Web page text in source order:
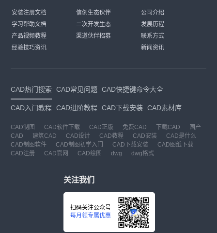
安装注册文档
学习帮助文档
产品视频教程
经验技巧资讯
信创生态伙伴
二次开发生态
渠道伙伴招募
公司介绍
发展历程
联系方式
新闻资讯
CAD热门搜索 CAD常见问题 CAD快捷键命令大全
CAD入门教程 CAD进阶教程 CAD下载安装 CAD素材库
CAD制图 CAD软件下载 CAD正版 免费CAD 下载CAD
国产
CAD
建筑CAD CAD设计 CAD教程 CAD安装
CAD是什么
CAD制图软件
CAD制图初学入门 CAD下载安装
CAD图纸下载
CAD注册
CAD官网 CAD绘图 dwg dwg格式
关注我们
扫码关注公众号
每月领专属优惠